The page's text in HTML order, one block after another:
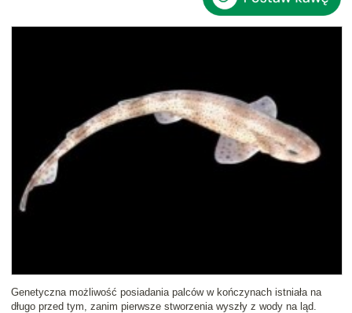
Genetyczna możliwość posiadania palcóww kończynach istniała na
długo przed tym, zanim pierwsze stworzenia wyszły z wody na ląd.